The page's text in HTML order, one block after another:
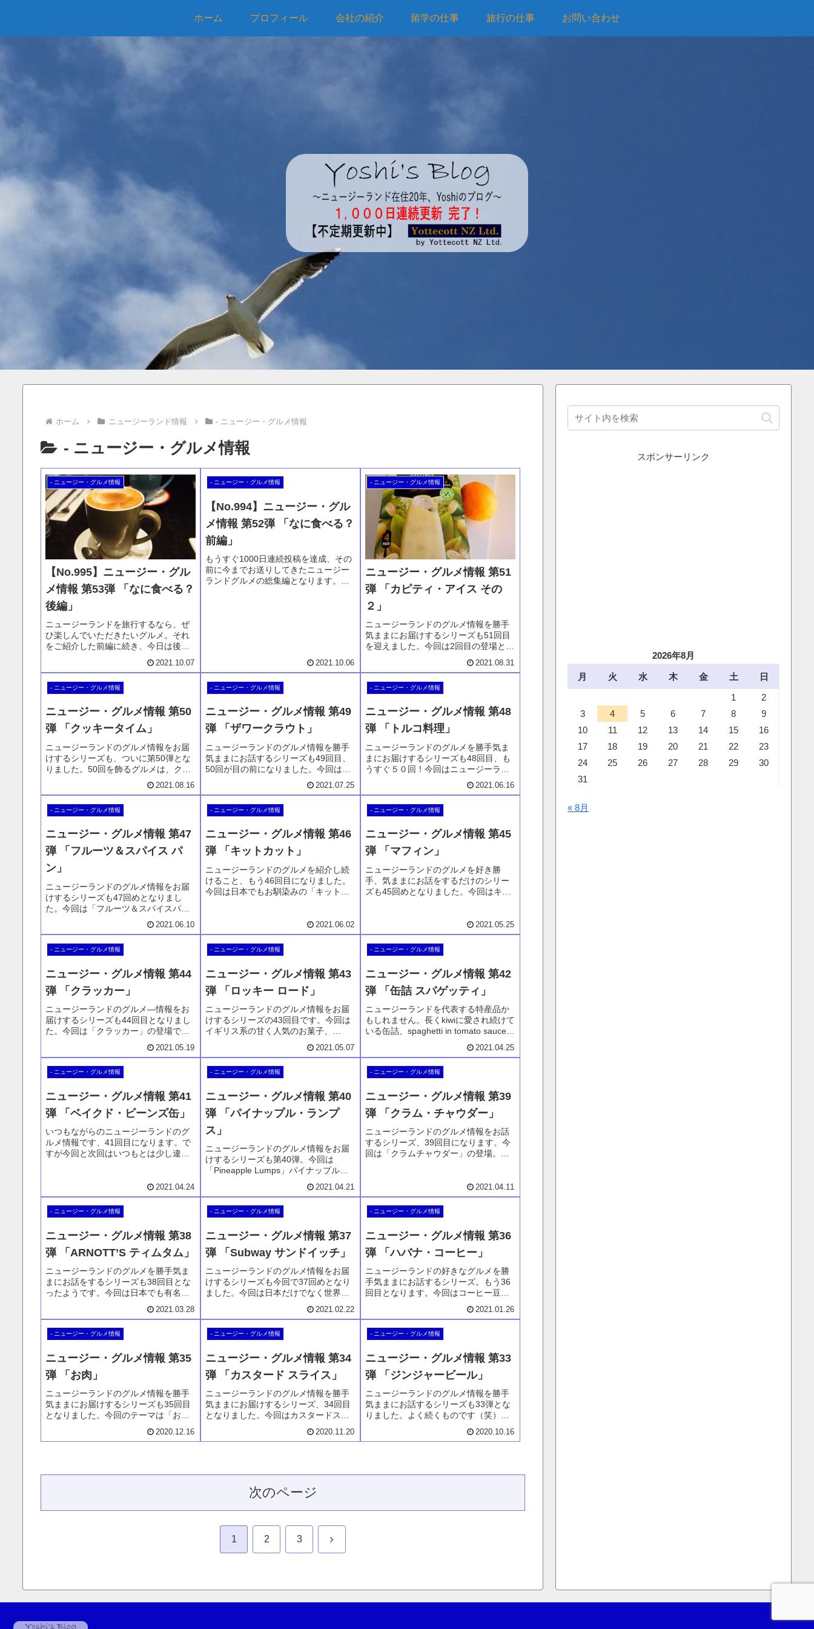
ホーム プロフィール 会社の紹介 留学の仕事 旅行の仕事 お問い合わせ
ホーム ニュージーランド情報 - ニュージー・グルメ情報
- ニュージー・グルメ情報
- ニュージー・グルメ情報
【No.995】ニュージー・グル
メ情報 第53弾 「なに食べる？
後編」
ニュージーランドを旅行するなら、ぜ
ひ楽しんでいただきたいグルメ。それ
をご紹介した前編に続き、今日は後編
となります。クッキータイム、ブラフ
オイスター、フィッシュバーガー、カ
プレッソコーヒー。ぜひお試しくださ
2021.10.07
- ニュージー・グルメ情報
【No.994】ニュージー・グル
メ情報 第52弾 「なに食べる？
前編」
もうすぐ1000日連続投稿を達成、その
前に今までお送りしてきたニュージー
ランドグルメの総集編となります。今
2021.10.06
- ニュージー・グルメ情報
ニュージー・グルメ情報 第51
弾 「カピティ・アイス その
２」
ニュージーランドのグルメ情報を勝手
気ままにお届けするシリーズも51回目
を迎えました。今回は2回目の登場とな
ります。カピティのアイスクリームで
す。カピティは私の大好物でもあり、
あまり甘くない珍しいアイスクリーム
2021.08.31
- ニュージー・グルメ情報
ニュージー・グルメ情報 第50
弾 「クッキータイム」
ニュージーランドのグルメ情報をお届
けするシリーズも、ついに第50弾とな
りました。50回を飾るグルメは、クッ
キータイムです。言わずと知れた、ニ
ュージーランド土産を代表するクッキ
る直営店のお話も一緒にしています。
2021.08.16
- ニュージー・グルメ情報
ニュージー・グルメ情報 第49
弾 「ザワークラウト」
ニュージーランドのグルメ情報を勝手
気ままにお話するシリーズも49回目、
50回が目の前になりました。今回はド
イツが発祥の地であるザワークラウト
が登場。ニュージーランドのスーパー
ことができます。キャベツの発酵食品
2021.07.25
- ニュージー・グルメ情報
ニュージー・グルメ情報 第48
弾 「トルコ料理」
ニュージーランドのグルメを勝手気ま
まにお届けするシリーズも48回目、も
うすぐ５０回！今回はニュージーラン
ドでのテイクアウト定番である、トル
コ料理です。ラップされたケバブも大
お弁当もこれまた旨いんです。
2021.06.16
- ニュージー・グルメ情報
ニュージー・グルメ情報 第47
弾 「フルーツ＆スパイス パ
ン」
ニュージーランドのグルメ情報をお届
けするシリーズも47回めとなりまし
た。今回は「フルーツ＆スパイスパ
ン」の登場です。レーズンとシナモン
が練り込まれたパン、それもしっかり
モン好きな私にもとても嬉しい好物で
2021.06.10
- ニュージー・グルメ情報
ニュージー・グルメ情報 第46
弾 「キットカット」
ニュージーランドのグルメを紹介し続
けること、もう46回目になりました。
今回は日本でもお馴染みの「キットカ
こちらはオーストラリア産です。新商
品のキットカットをご紹介します。
2021.06.02
- ニュージー・グルメ情報
ニュージー・グルメ情報 第45
弾 「マフィン」
ニュージーランドのグルメを好き勝
手、気ままにお話をするだけのシリー
ズも45回めとなりました。今回はキウ
が、見た目が地味なためにやっとの登
場となりました。ニュージーランドの
マフィンをどうぞ。
2021.05.25
- ニュージー・グルメ情報
ニュージー・グルメ情報 第44
弾 「クラッカー」
ニュージーランドのグルメ―情報をお
届けするシリーズも44回目となりまし
た。今回は「クラッカー」の登場で
りイギリス連邦の国、とてもお得意で
富な種類があり、そしてとても美味し
2021.05.19
- ニュージー・グルメ情報
ニュージー・グルメ情報 第43
弾 「ロッキー ロード」
ニュージーランドのグルメ情報をお届
けするシリーズの43回目です。今回は
イギリス系の甘く人気のお菓子、
ピーナッツビスケットにマシュマロ、
ョコレートでコーティングです。
2021.05.07
- ニュージー・グルメ情報
ニュージー・グルメ情報 第42
弾 「缶詰 スパゲッティ」
ニュージーランドを代表する特産品か
もしれません。長くkiwiに愛され続けて
いる缶詰、spaghetti in tomato sauceで
はいません。とっても甘いソースの中
ます。
2021.04.25
- ニュージー・グルメ情報
ニュージー・グルメ情報 第41
弾 「ベイクド・ビーンズ缶」
いつもながらのニュージーランドのグ
ルメ情報です、41回目になります。で
すが今回と次回はいつもとは少し違い
ドで知らない人はいないほどに長く愛
される商品。なんですが、お味は…
2021.04.24
- ニュージー・グルメ情報
ニュージー・グルメ情報 第40
弾 「パイナップル・ランプ
ス」
ニュージーランドのグルメ情報をお届
けするシリーズも第40弾。今回は
「Pineapple Lumps」パイナップル
とは袋詰めの歴史あるお菓子です。そ
売。そう聞いたら試してみなければ！
2021.04.21
- ニュージー・グルメ情報
ニュージー・グルメ情報 第39
弾 「クラム・チャウダー」
ニュージーランドのグルメ情報をお話
するシリーズ、39回目になります。今
回は「クラムチャウダー」の登場。ニ
国です。そんな国で食べるクラムチャ
ウダーはとっても美味。是非お楽しみ
下さい。
2021.04.11
- ニュージー・グルメ情報
ニュージー・グルメ情報 第38
弾 「ARNOTT’S ティムタム」
ニュージーランドのグルメを勝手気ま
まにお話をするシリーズも38回目とな
ったようです。今回は日本でも有名な
ッツというメーカーの製品なんです
す。ですがニュージーランドでも簡単
2021.03.28
- ニュージー・グルメ情報
ニュージー・グルメ情報 第37
弾 「Subway サンドイッチ」
ニュージーランドのグルメ情報をお届
けするシリーズも今回で37回めとなり
ました。今回は日本だけでなく世界で
subway、サブウェイです。サブウェイ
のですが、最近はやっと注文できま
2021.02.22
- ニュージー・グルメ情報
ニュージー・グルメ情報 第36
弾 「ハバナ・コーヒー」
ニュージーランドの好きなグルメを勝
手気ままにお話するシリーズ。もう36
回目となります。今回はコーヒー豆で
ーの会社は首都のウェリントンを拠点
使用したコーヒーは美味しいんです。
2021.01.26
- ニュージー・グルメ情報
ニュージー・グルメ情報 第35
弾 「お肉」
ニュージーランドのグルメ情報を勝手
気ままにお届けするシリーズも35回目
となりました。今回のテーマは「お
文化を代表するラムについても。また
2020.12.16
- ニュージー・グルメ情報
ニュージー・グルメ情報 第34
弾 「カスタード スライス」
ニュージーランドのグルメ情報を勝手
気ままにお届けするシリーズ、34回目
となりました。今回はカスタードスラ
には必ず並んでいる色々なスライス。
2020.11.20
- ニュージー・グルメ情報
ニュージー・グルメ情報 第33
弾 「ジンジャービール」
ニュージーランドのグルメ情報を勝手
気ままにお話するシリーズも33弾とな
りました。よく続くものです（笑）今
ンド中でよくよく飲まれる人気商品で
2020.10.16
次のページ
1 2 3 次
スポンサーリンク
2026年8月
月 火 水 木 金 土
日
1
2
3
4 5 6 7 8
9
10
11 12 13 14 15
16
17
18 19 20 21 22
23
24
25 26 27 28 29
30
31
« 8月